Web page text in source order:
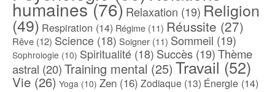
humaines(76) Relaxation (19) Religion
(49) Respiration (14) Régime (11) Réussite (27)
Rêve (12) Science (18) Soigner (11) Sommeil (19)
Sophrologie (10) Spiritualité (18) Succès (19)Thème
astral (20)Training mental (25) Travail (52)
Vie (26) Yoga (10) Zen (16) Zodiaque (13) Énergie (14)